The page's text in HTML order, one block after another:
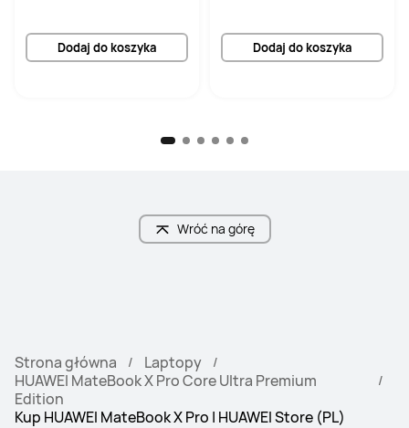
Dodaj do koszyka Dodaj do koszyka
Wróć na górę
Strona główna
Laptopy
HUAWEI MateBook X Pro Core Ultra Premium
Edition
Kup HUAWEI MateBook X Pro | HUAWEI Store (PL)